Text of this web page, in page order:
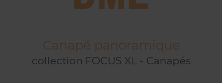
Canapé panoramique
collection FOCUS XL - Canapés